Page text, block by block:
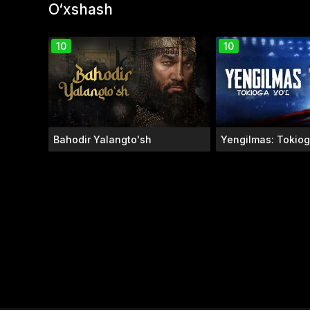
O‘xshash
10
Bahodir Yalangto'sh
10
Yengilmas: